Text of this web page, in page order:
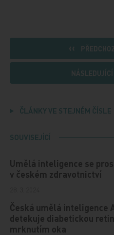
ČLÁNKY VE STEJNÉM ČÍSLE
SOUVISEJÍCÍ
Umělá inteligence se
v českém zdravotnictví
Česká umělá inteligence
detekuje diabetickou
mrknutím oka